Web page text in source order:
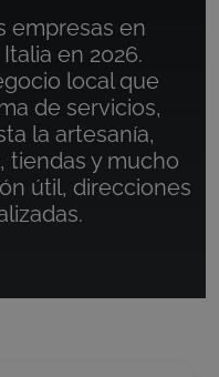
empresas en
en 2026.
local que
de servicios,
la artesanía,
tiendas y mucho
útil, direcciones